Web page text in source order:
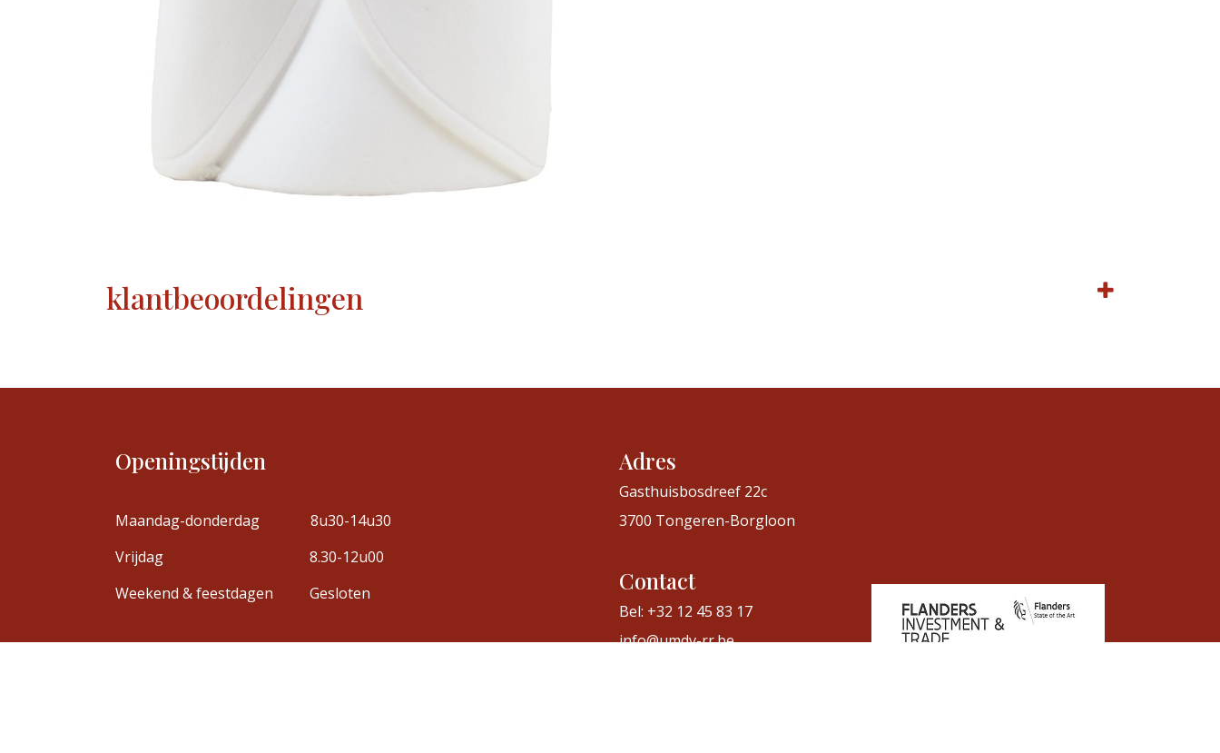
klantbeoordelingen
Openingstijden
Maandag-donderdag
8u30-14u30
Vrijdag
8.30-12u00
Weekend & feestdagen
Gesloten
Adres
Gasthuisbosdreef 22c
3700 Tongeren-Borgloon
Contact
Bel: +32 12 45 83 17
info@umdv-rr.be